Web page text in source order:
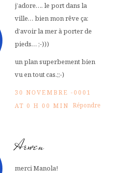
j’adore…. le port dans la
ville… bien mon rêve ça:
d’avoir la mer à porter de
pieds… ;-)))
un plan superbement bien
vu en tout cas.;;-)
30 NOVEMBRE -0001
AT 0 H 00 MIN Répondre
Arwen
merci Manola!